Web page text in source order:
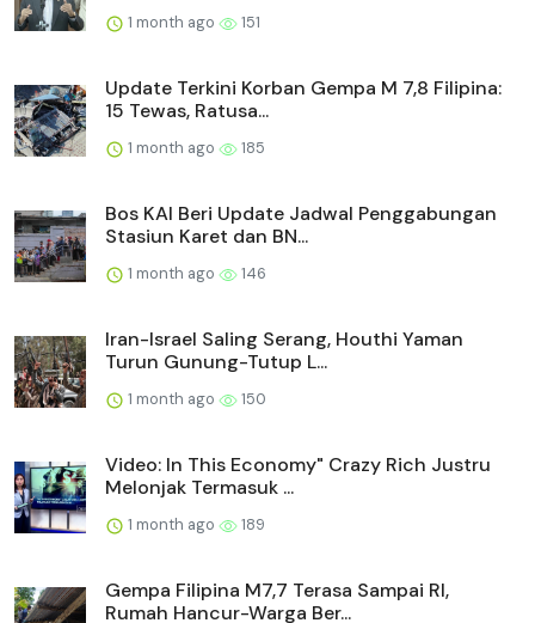
1 month ago 151
Update Terkini Korban Gempa M 7,8 Filipina:
15 Tewas, Ratusa...
1 month ago 185
Bos KAI Beri Update Jadwal Penggabungan
Stasiun Karet dan BN...
1 month ago 146
Iran-Israel Saling Serang, Houthi Yaman
Turun Gunung-Tutup L...
1 month ago 150
Video: In This Economy" Crazy Rich Justru
Melonjak Termasuk ...
1 month ago 189
Gempa Filipina M7,7 Terasa Sampai RI,
Rumah Hancur-Warga Ber...